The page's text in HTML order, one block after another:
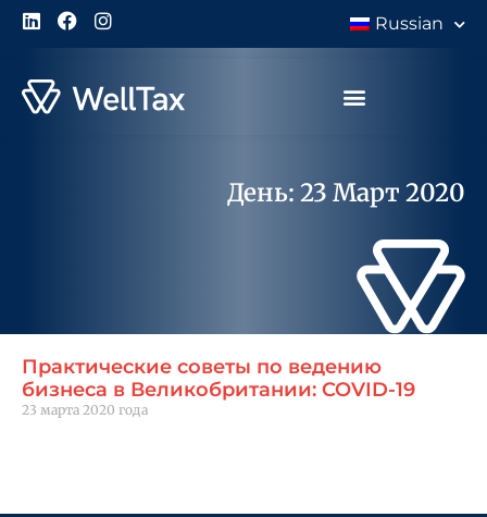
Russian
День: 23 Март 2020
Практические советы по ведению
бизнеса в Великобритании: COVID-19
23 марта 2020 года